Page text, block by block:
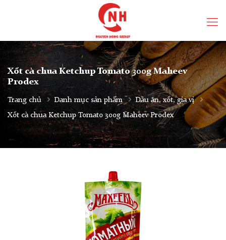
Xốt cà chua Ketchup Tomato 300g Maheev
Prodex
Trang chủ Danh mục sản phẩm
Dầu ăn, xốt, gia vị
Xốt cà chua Ketchup Tomato 300g Maheev Prodex